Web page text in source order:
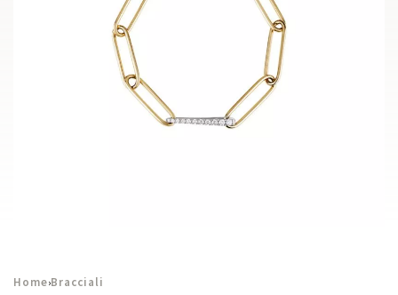
Home›Bracciali